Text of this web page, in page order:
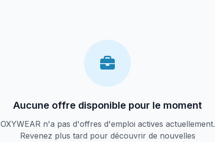
Aucune offre disponible pour le moment
OXYWEAR n'a pas d'offres d'emploi actives actuellement.
Revenez plus tard pour découvrir de nouvelles